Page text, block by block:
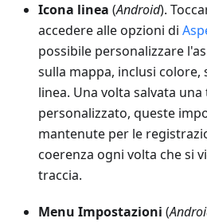
Icona linea (Android).
accedere alle opzioni di
possibile personalizzare
sulla mappa, inclusi colore,
linea. Una volta salvata
personalizzato, queste
mantenute per le
coerenza ogni volta che si
traccia.
Menu Impostazioni (